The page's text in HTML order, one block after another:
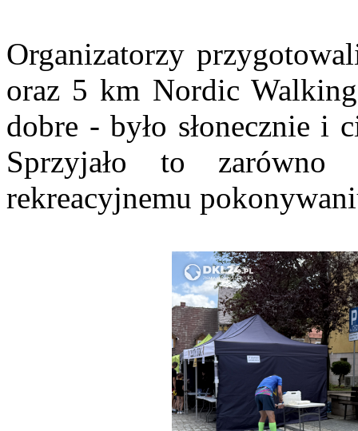
Organizatorzy
oraz 5 km Nordic
dobre - było słonecznie i
Sprzyjało to
rekreacyjnemu